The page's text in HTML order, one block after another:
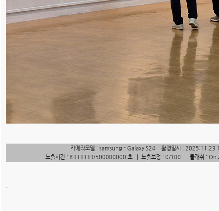
카메라모델 : samsung - Galaxy S24 촬영일시 :
노출시간 : 8333333/500000000 초 | 노출보정 : 0/100 | 플래쉬 : On